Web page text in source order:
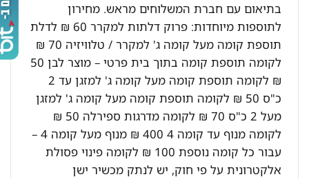
בתיאום עם חברת המשלוחים מראש. מחירון
לתוספות מיוחדות: פרוק דלתות למקרר 60 ₪ לדלת
תוספת קומה מעל קומה ג' למקרר / טלוויזיה 70 ₪
לקומה תוספת קומה בתוך בית פרטי – מוצר לבן 50
₪ לקומה תוספת קומה מעל קומה ג' למזגן עד 2
כ"ס 50 ₪ לקומה תוספת קומה מעל קומה ג' למזגן
מעל 2 כ"ס 70 ₪ לקומה מדרגות ספירלה 50 ₪
לקומה מנוף עד קומה 4 400 ₪ מנוף מעל קומה 4 –
עבור כל קומה נוספת 100 ₪ לקומה פינוי פסולת
אלקטרונית על פי חוק, יש לנתק מכשיר ישן